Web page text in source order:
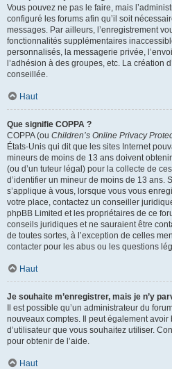
Vous pouvez ne pas le faire, mais
configuré les forums afin qu’il soit
messages. Par ailleurs, l’enregistrement
fonctionnalités supplémentaires
personnalisés, la messagerie privée,
l’adhésion à des groupes, etc. La création
conseillée.
Haut
Que signifie COPPA ?
COPPA (ou Children’s Online Privacy
États-Unis qui dit que les sites Internet
mineurs de moins de 13 ans doivent
(ou d’un tuteur légal) pour la collecte de
d’identifier un mineur de moins de 13 ans.
s’applique à vous, lorsque vous vous
votre place, contactez un conseiller
phpBB Limited et les propriétaires de ce
conseils juridiques et ne sauraient être
de toutes sortes, à l’exception de celles
contacter pour les abus ou les questions
Haut
Je souhaite m’enregistrer, mais je n’y
Il est possible qu’un administrateur du
nouveaux comptes. Il peut également
d’utilisateur que vous souhaitez utiliser.
pour obtenir de l’aide.
Haut